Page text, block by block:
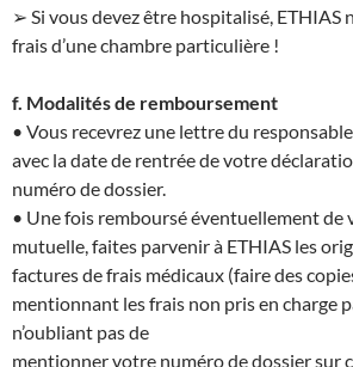
➢ Si vous devez être hospitalisé, ETHIAS
frais d’une chambre particulière !
f. Modalités de remboursement
• Vous recevrez une lettre du
avec la date de rentrée de votre
numéro de dossier.
• Une fois remboursé éventuellement de
mutuelle, faites parvenir à ETHIAS les
factures de frais médicaux (faire des
mentionnant les frais non pris en charge
n’oubliant pas de
mentionner votre numéro de dossier sur